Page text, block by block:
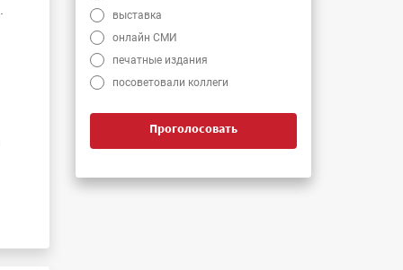
выставка
онлайн СМИ
печатные издания
посоветовали коллеги
Проголосовать